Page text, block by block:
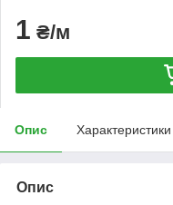
1 ₴/м
Опис Характеристики
Опис